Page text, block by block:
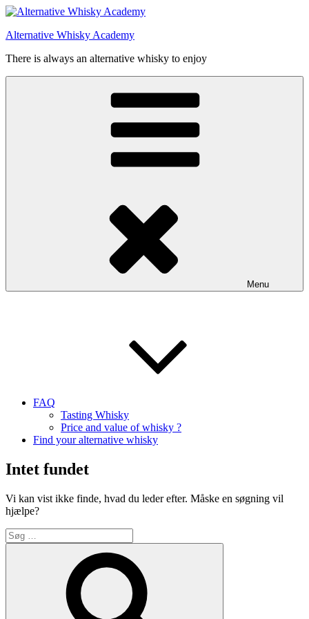
Videre
indhold
Alternative Whisky Academy
There is always an alternative whisky to enjoy
Menu
FAQ
Tasting Whisky
Price and value of whisky ?
Find your alternative whisky
Intet fundet
Vi kan vist ikke finde, hvad du leder efter. Måske en søgning vil
hjælpe?
Søg
efter: